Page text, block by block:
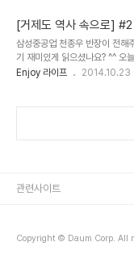
수주는 2만TEU급 ..
와 함께하고 있습니다. 더 나은
는 김기탁 기성의 이야기를 통
니다. 김기탁 기성은 1979년 2
다. 대구가 고향인 김 기성은 고
동의 건설 현장으로 가서 일하겠
[거제도 역사 속으로]
성(城)
삼성중공업 천종우 반장이 전해
기 재미있게 읽으셨나요? ^^ 오
금성으로 가봅니다. 거제도 여행
향교는 공립학교라고 생각하시
까요?! ┗ 사진 1. 강당정면, 2. 강
Enjoy 라이프 2014.10.23
Copyright © Daum Corp. All
관련사이트